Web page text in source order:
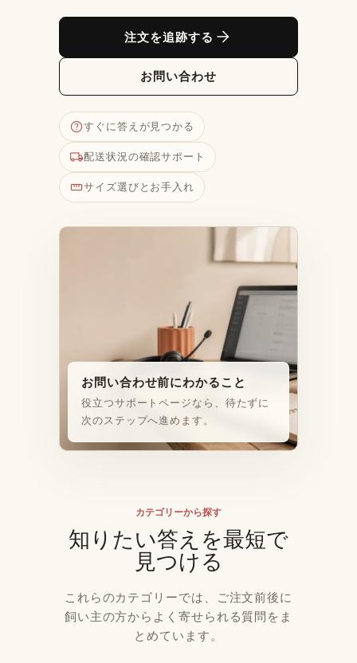
注文を追跡する arrow_forward
お問い合わせ
helpすぐに答えが見つかる
local_shipping配送状況の確認サポート
straightenサイズ選びとお手入れ
お問い合わせ前にわかること
役立つサポートページなら、待たずに
次のステップへ進めます。
カテゴリーから探す
知りたい答えを最短で
見つける
これらのカテゴリーでは、ご注文前後に
飼い主の方からよく寄せられる質問をま
とめています。